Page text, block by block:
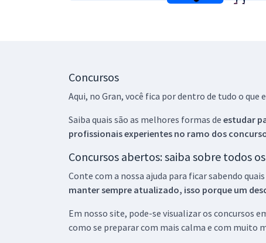
Concursos
Aqui, no Gran, você fica por dentro de tudo o que
Saiba quais são as melhores formas de estudar
profissionais experientes no ramo dos
Concursos abertos: saiba sobre todos
Conte com a nossa ajuda para ficar sabendo quais
manter sempre atualizado, isso porque um
Em nosso site, pode-se visualizar os concursos
como se preparar com mais calma e com muito